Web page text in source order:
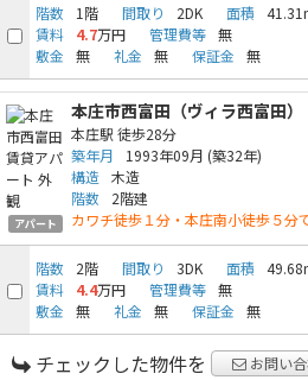
階数 1階 間取り 2DK 面積
賃料 4.7万円 管理費等 無
敷金
無 礼金 無 保証金 無
アパート
本庄市西富田（ヴィラ西富田）
本庄駅 徒歩28分
築年月
1993年09月 (築32年)
構造 木造
階数
2階建
カワチ徒歩１分・本庄南小徒歩５分
階数 2階 間取り 3DK 面積
賃料 4.4万円 管理費等 無
敷金
無 礼金 無 保証金 無
チェックした物件を お問い